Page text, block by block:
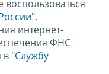
.
интернет-
ФНС
в "Службу